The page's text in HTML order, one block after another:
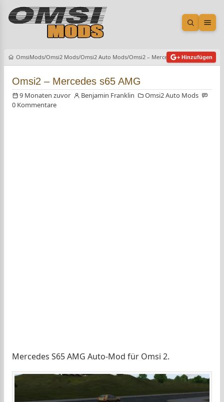
Suche
OmsiMods Omsi2 Mods Omsi2 Auto Mods Omsi2 – Mercedes s65 AMG
+ Hinzufügen
Omsi2 – Mercedes s65 AMG
9 Monaten zuvor Benjamin Franklin
Omsi2 Auto Mods
0 Kommentare
Mercedes S65 AMG Auto-Mod für Omsi 2.